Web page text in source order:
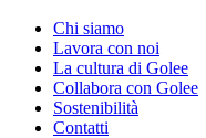
Chi siamo
Lavora con noi
La cultura di Golee
Collabora con Golee
Sostenibilità
Contatti